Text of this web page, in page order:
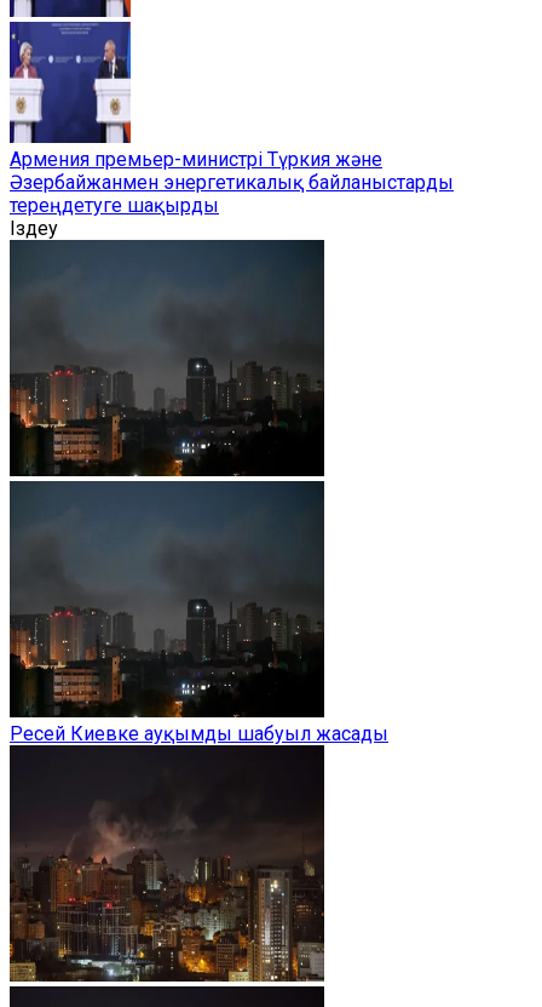
Армения премьер-министрі Түркия және
Әзербайжанмен энергетикалық байланыстарды
тереңдетуге шақырды
Іздеу
Ресей Киевке ауқымды шабуыл жасады